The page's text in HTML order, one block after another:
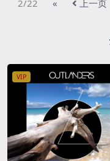
2/22 « 上一页
VIP